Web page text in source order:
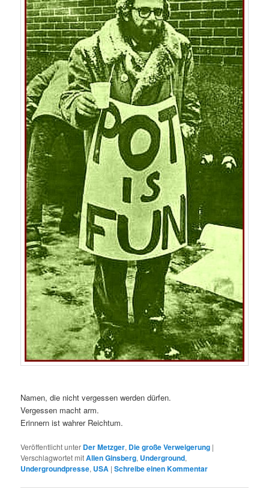
Namen, die nicht vergessen werden dürfen.
Vergessen macht arm.
Erinnern ist wahrer Reichtum.
Veröffentlicht unter Der Metzger, Die große Verweigerung |
Verschlagwortet mitAllen Ginsberg, Underground,
Undergroundpresse, USA |Schreibe einen Kommentar